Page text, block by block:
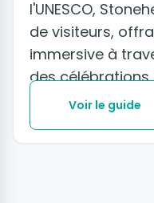
l'UNESCO,
de visiteurs,
immersive à
des célébrations
Voir le guide